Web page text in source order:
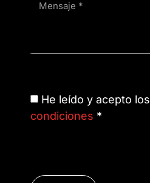
He leído y acepto los
condiciones *